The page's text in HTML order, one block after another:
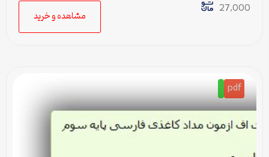
27,000
مشاهده و خرید
pdf